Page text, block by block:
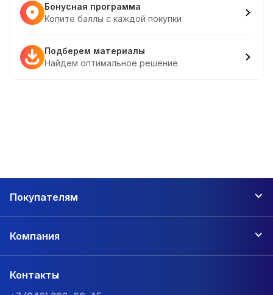
Бонусная программа
Копите баллы с каждой покупки
Подберем материалы
Найдем оптимальное решение
Покупателям
Компания
Контакты